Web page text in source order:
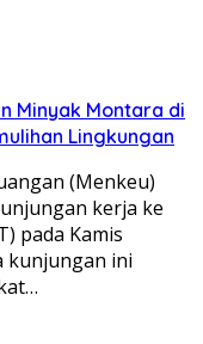
Minyak Montara di
Lingkungan
(Menkeu)
kerja ke
pada Kamis
kunjungan ini